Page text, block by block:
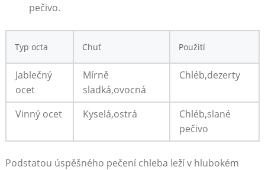
pečivo.
Typ octa Chuť Použití
Jablečný
ocet
Mírně
sladká,ovocná
Chléb,dezerty
Vinný ocet Kyselá,ostrá
Chléb,slané
pečivo
Podstatou úspěšného pečení chleba leží v hlubokém